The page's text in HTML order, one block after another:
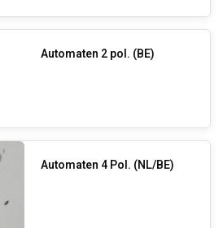
Automaten 2 pol. (BE)
Automaten 4 Pol. (NL/BE)